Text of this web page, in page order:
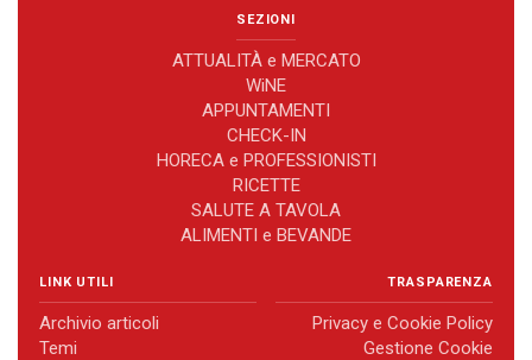
SEZIONI
ATTUALITÀ e MERCATO
WiNE
APPUNTAMENTI
CHECK-IN
HORECA e PROFESSIONISTI
RICETTE
SALUTE A TAVOLA
ALIMENTI e BEVANDE
LINK UTILI
Archivio articoli
Temi
TRASPARENZA
Privacy e Cookie Policy
Gestione Cookie